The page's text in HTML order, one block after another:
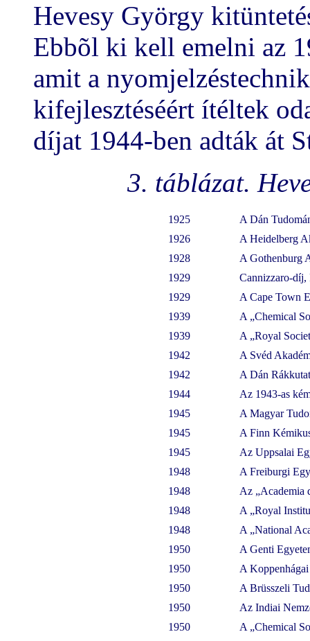
Hevesy György
Ebbõl ki kell emelni az
amit a
kifejlesztéséért ítéltek
díjat 1944-ben adták át
3. táblázat.
1925
A Dán
1926
A Heidelberg
1928
A Gothenburg
1929
Cannizzaro-díj,
1929
A Cape Town
1939
A „Chemical
1939
A „Royal
1942
A Svéd
1942
A Dán
1944
Az 1943-as
1945
A Magyar
1945
A Finn
1945
Az Uppsalai
1948
A Freiburgi
1948
Az „Academia
1948
A „Royal
1948
A „National
1950
A Genti
1950
A
1950
A Brüsszeli
1950
Az Indiai
1950
A „Chemical